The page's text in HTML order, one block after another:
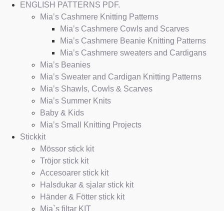
ENGLISH PATTERNS PDF.
Mia’s Cashmere Knitting Patterns
Mia’s Cashmere Cowls and Scarves
Mia’s Cashmere Beanie Knitting Patterns
Mia’s Cashmere sweaters and Cardigans
Mia’s Beanies
Mia’s Sweater and Cardigan Knitting Patterns
Mia’s Shawls, Cowls & Scarves
Mia’s Summer Knits
Baby & Kids
Mia’s Small Knitting Projects
Stickkit
Mössor stick kit
Tröjor stick kit
Accesoarer stick kit
Halsdukar & sjalar stick kit
Händer & Fötter stick kit
Mia`s filtar KIT